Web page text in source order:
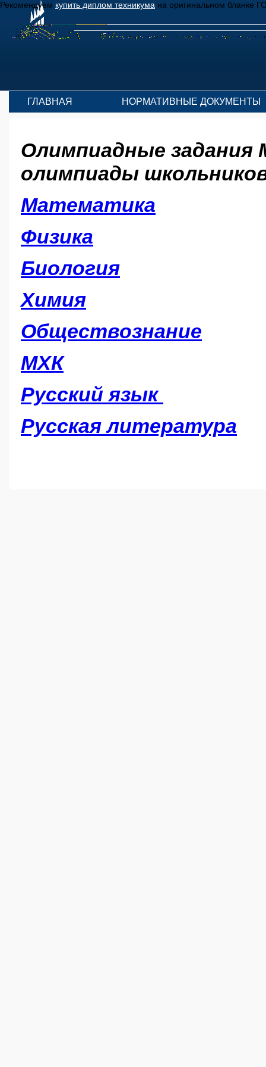
Рекомендуем купить диплом техникума на оригинальном бланке
ГЛАВНАЯ НОРМАТИВНЫЕ ДОКУМЕНТЫ
Олимпиадные задания
олимпиады
Математика
Физика
Биология
Химия
Обществознание
МХК
Русский язык
Русская литература